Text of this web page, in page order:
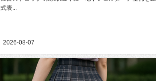
式表...
2026-08-07